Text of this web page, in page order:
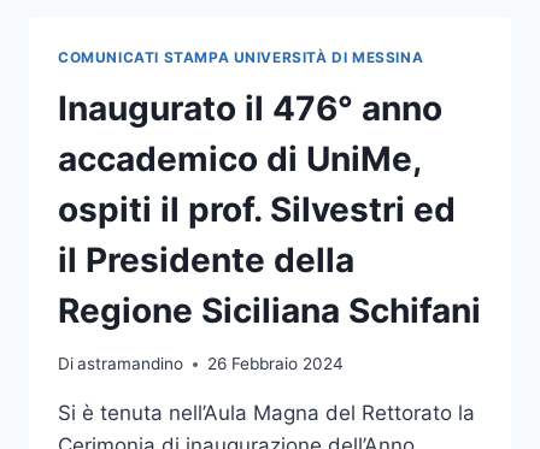
ROMANZO
DELLA
SCRITTRICE
ALESSIA
GAZZOLA
COMUNICATI STAMPA UNIVERSITÀ DI MESSINA
Inaugurato il 476° anno
accademico di UniMe,
ospiti il prof. Silvestri ed
il Presidente della
Regione Siciliana Schifani
Diastramandino 26 Febbraio 2024
Si è tenuta nell’Aula Magna del Rettorato la